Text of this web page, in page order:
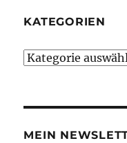
KATEGORIEN
Kategorien
MEIN